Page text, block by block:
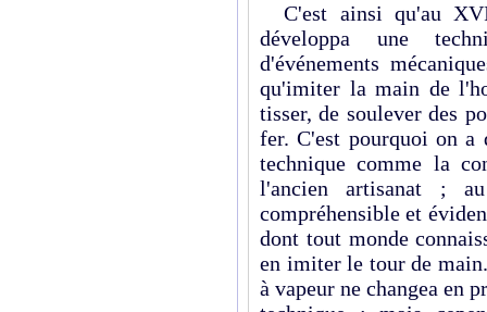
C'est ainsi qu'au
développa une
d'événements
qu'imiter la main de
tisser, de soulever des
fer. C'est pourquoi on a
technique comme la
l'ancien artisanat ;
compréhensible et
dont tout monde
en imiter le tour de
à vapeur ne changea en